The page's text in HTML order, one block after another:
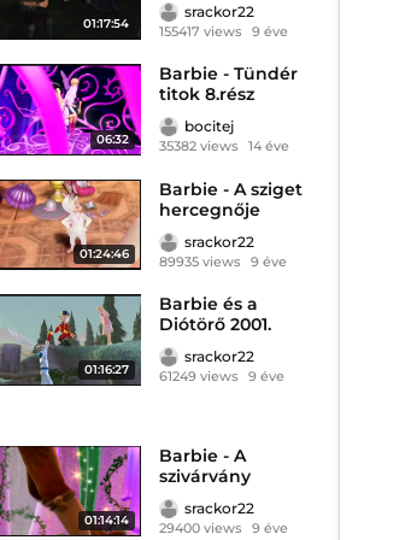
01:17:54
srackor22
155417 views 9 éve
06:32
Barbie - Tündér
titok 8.rész
bocitej
35382 views 14 éve
01:24:46
Barbie - A sziget
hercegnője
2007.
srackor22
89935 views 9 éve
01:16:27
Barbie és a
Diótörő 2001.
srackor22
61249 views 9 éve
01:14:14
Barbie - A
szivárvány
varázsa 2007.
srackor22
29400 views 9 éve